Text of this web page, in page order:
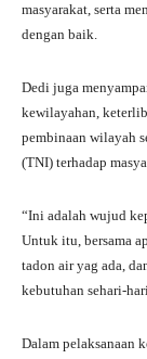
masyarakat, serta
dengan baik.
Dedi juga
kewilayahan,
pembinaan wilayah
(TNI) terhadap
“Ini adalah wujud
Untuk itu, bersama
tadon air yag ada,
kebutuhan sehari-
Dalam pelaksanaan